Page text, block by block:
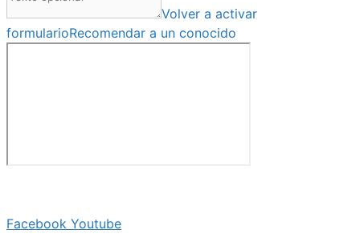
Volver a activar
formularioRecomendar a un conocido
Facebook Youtube